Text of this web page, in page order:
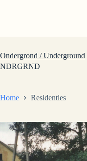
Ondergrond / Underground
NDRGRND
Home Residenties